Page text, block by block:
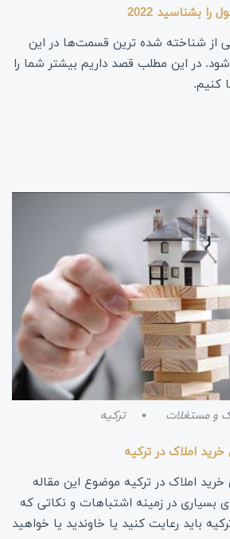
بشناسید 2022
از شناخته شده‌ ترین قسمت‌ها در این
در این مطلب قصد داریم بیشتر شما را
کنیم.
و مستغلات ترکیه
املاک در ترکیه
املاک در ترکیه موضوع این مقاله
های بسیاری در زمینه اشتباهات و نکاتی که
باید رعایت کنید یا خاوندید یا خواهید